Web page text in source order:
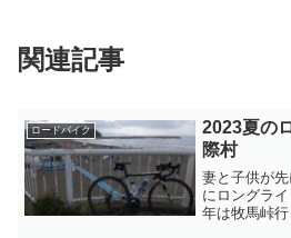
関連記事
ロードバイク
2023夏の
際村
妻と子供が
にロングラ
年は牧馬峠行